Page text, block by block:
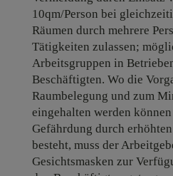
10qm/Person bei
Räumen durch mehrere
Tätigkeiten zulassen;
Arbeitsgruppen in
Beschäftigten. Wo die
Raumbelegung und zum
eingehalten werden
Gefährdung durch
besteht, muss der
Gesichtsmasken zur